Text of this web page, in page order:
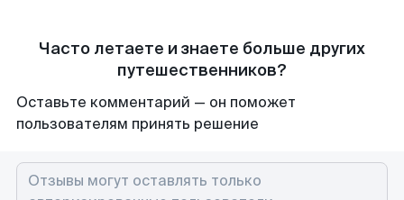
Часто летаете и знаете больше других
путешественников?
Оставьте комментарий — он поможет
пользователям принять решение